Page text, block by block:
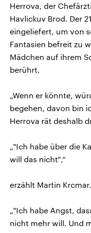
Herrova, der
Havlickuv Brod. Der
eingeliefert, um von
Fantasien befreit zu
Mädchen auf ihrem
berührt.
„Wenn er könnte,
begehen, davon bin
Herrova rät deshalb
„"Ich habe über die
will das nicht",“
erzählt Martin Krcmar.
„"Ich habe Angst,
nicht mehr will. Und